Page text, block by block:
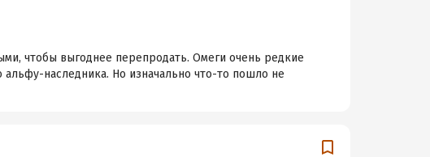
чтобы выгоднее перепродать. Омеги очень редкие
наследника. Но изначально что-то пошло не